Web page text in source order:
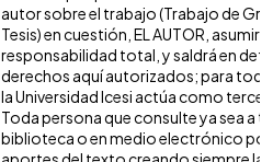
autor sobre el trabajo (Trabajo de
Tesis) en cuestión, EL AUTOR, asumirá
responsabilidad total, y saldrá en
derechos aquí autorizados; para
la Universidad Icesi actúa como
Toda persona que consulte ya sea a
biblioteca o en medio electrónico